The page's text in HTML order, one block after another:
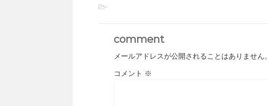
-
comment
メールアドレスが公開されることはありません。
コメント ※